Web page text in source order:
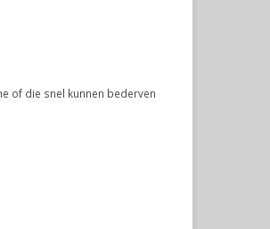
of die snel kunnen bederven